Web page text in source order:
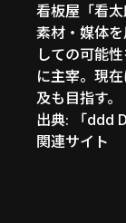
看板屋「看
素材・媒体
しての可能
に主宰。現
及も目指す。
出典:
「ddd
関連サイト